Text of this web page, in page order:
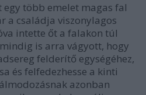
egy több emelet magas fal
a családja viszonylagos
intette őt a falakon túl
is arra vágyott, hogy
felderítő egységéhez,
és felfedezhesse a kinti
azonban